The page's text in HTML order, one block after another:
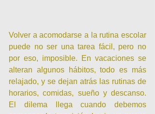
Volver a acomodarse a la rutina escolar
puede no ser una tarea fácil, pero no
por eso, imposible. En vacaciones se
alteran algunos hábitos, todo es más
relajado, y se dejan atrás las rutinas de
horarios, comidas, sueño y descanso.
El dilema llega cuando debemos